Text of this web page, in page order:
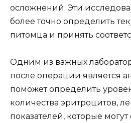
осложнений. Эти
более точно определить
питомца и принять
Одним из важных
после операции является
поможет определить
количества эритроцитов,
показателей, которые могут